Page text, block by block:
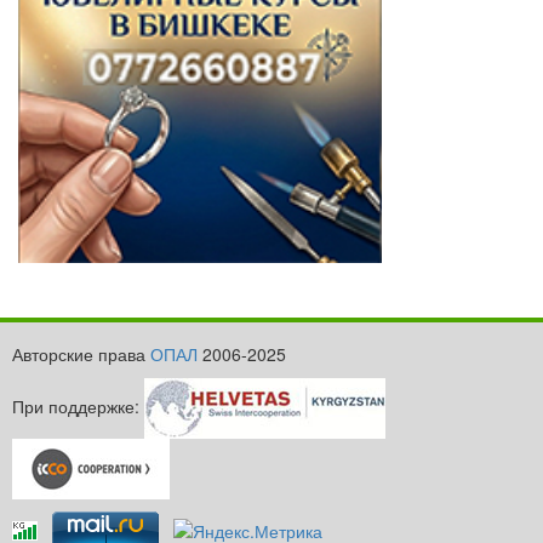
Авторские права ОПАЛ 2006-2025
При поддержке: